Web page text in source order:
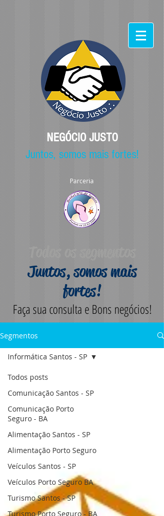
NEGÓCIO JUSTO
Juntos, somos mais fortes!
Parceria
Todos os segmentos
Juntos, somos mais
fortes!
Faça sua consulta e Bons negócios!
Segmentos
Todos posts
Comunicação Santos - SP
Comunicação Porto
Seguro - BA
Alimentação Santos - SP
Alimentação Porto Seguro
Veículos Santos - SP
Veículos Porto Seguro BA
Turismo Santos - SP
Turismo Porto Seguro - BA
Informática Santos - SP